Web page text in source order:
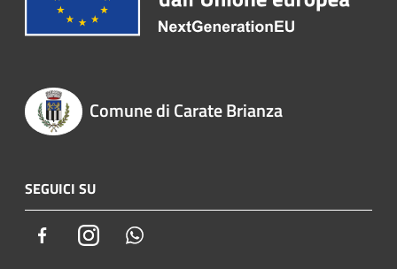
Comune di Carate Brianza
SEGUICI SU
FacebookInstagram